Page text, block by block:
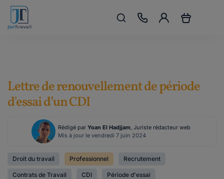
Lettre de renouvellement de période
d'essai d’un CDI
Rédigé par Yoan El Hadjjam, Juriste rédacteur web
Mis à jour le vendredi 7 juin 2024
Droit du travail Professionnel Recrutement
Contrats de Travail CDI Période d'essai